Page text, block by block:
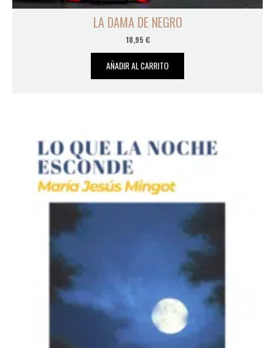
LA DAMA DE NEGRO
18,95 €
AÑADIR AL CARRITO